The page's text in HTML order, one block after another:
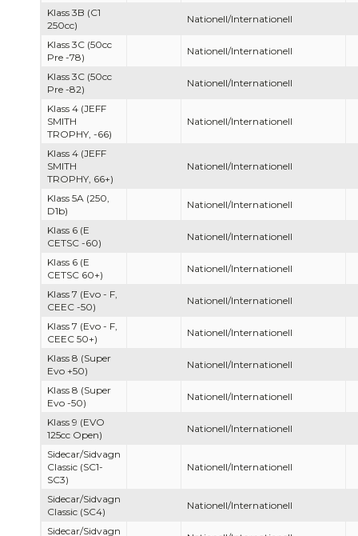
Klass 3B (C1
250cc)
Nationell/Internationell
Klass 3C (50cc
Pre -78)
Nationell/Internationell
Klass 3C (50cc
Pre -82)
Nationell/Internationell
Klass 4 (JEFF
SMITH
TROPHY, -66)
Nationell/Internationell
Klass 4 (JEFF
SMITH
TROPHY, 66+)
Nationell/Internationell
Klass 5A (250,
D1b)
Nationell/Internationell
Klass 6 (E
CETSC -60)
Nationell/Internationell
Klass 6 (E
CETSC 60+)
Nationell/Internationell
Klass 7 (Evo - F,
CEEC -50)
Nationell/Internationell
Klass 7 (Evo - F,
CEEC 50+)
Nationell/Internationell
Klass 8 (Super
Evo +50)
Nationell/Internationell
Klass 8 (Super
Evo -50)
Nationell/Internationell
Klass 9 (EVO
125cc Open)
Nationell/Internationell
Sidecar/Sidvagn
Classic (SC1-
SC3)
Nationell/Internationell
Sidecar/Sidvagn
Classic (SC4)
Nationell/Internationell
Sidecar/Sidvagn